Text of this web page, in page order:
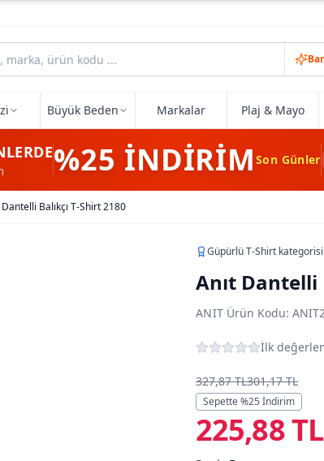
Büyük Beden Markalar Plaj & Mayo
%25 İNDİRİMSon Günler
Dantelli Balıkçı T-Shirt 2180
Güpürlü T-Shirt
Anıt Dantelli
ANIT·Ürün Kodu:
İlk
327,87 TL301,17 TL
Sepette %25 İndirim
225,88 TL